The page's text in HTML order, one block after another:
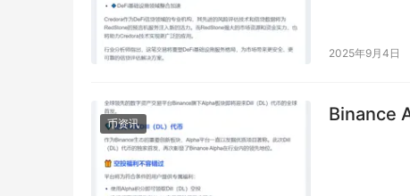
2025年9月4日
币资讯 Binance